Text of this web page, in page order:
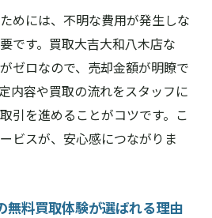
めには、不明な費用が発生しな
です。買取大吉大和八木店な
ゼロなので、売却金額が明瞭で
内容や買取の流れをスタッフに
引を進めることがコツです。こ
ビスが、安心感につながりま
無料買取体験が選ばれる理由